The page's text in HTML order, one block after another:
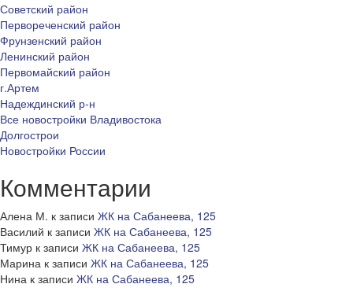
Советский район
Первореченский район
Фрунзенский район
Ленинский район
Первомайский район
г.Артем
Надеждинский р-н
Все новостройки Владивостока
Долгострои
Новостройки России
Комментарии
Алена М. к записи ЖК на Сабанеева, 125
Василий к записи ЖК на Сабанеева, 125
Тимур к записи ЖК на Сабанеева, 125
Марина к записи ЖК на Сабанеева, 125
Нина к записи ЖК на Сабанеева, 125